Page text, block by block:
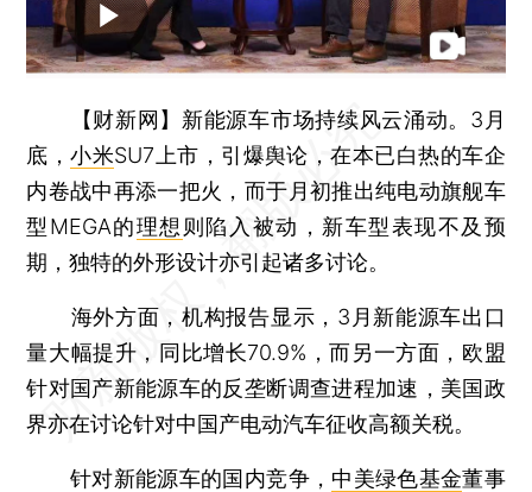
【财新网】 新能源车市场持续风云涌动。3月
底，小米SU7上市，引爆舆论，在本已白热的车企
内卷战中再添一把火，而于月初推出纯电动旗舰车
型MEGA的理想 则陷入被动，新车型表现不及预
期，独特的外形设计亦引起诸多讨论。
海外方面，机构报告显示，3月新能源车出口
量大幅提升，同比增长70.9%，而另一方面，欧盟
针对国产新能源车的反垄断调查进程加速，美国政
界亦在讨论针对中国产电动汽车征收高额关税。
针对新能源车的国内竞争， 中美绿色基金董事